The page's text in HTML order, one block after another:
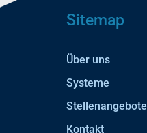
Sitemap
Über uns
Systeme
Stellenangebote
Kontakt